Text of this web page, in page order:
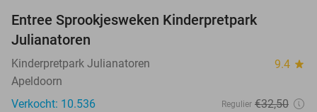
Entree Sprookjesweken Kinderpretpark
Julianatoren
Kinderpretpark Julianatoren 9.4 star
Apeldoorn
Verkocht: 10.536
Regulier €32,50